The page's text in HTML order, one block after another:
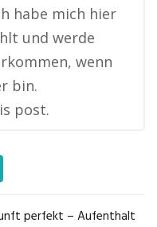
habe mich hier
und werde
wenn
bin.
post.
perfekt – Aufenthalt